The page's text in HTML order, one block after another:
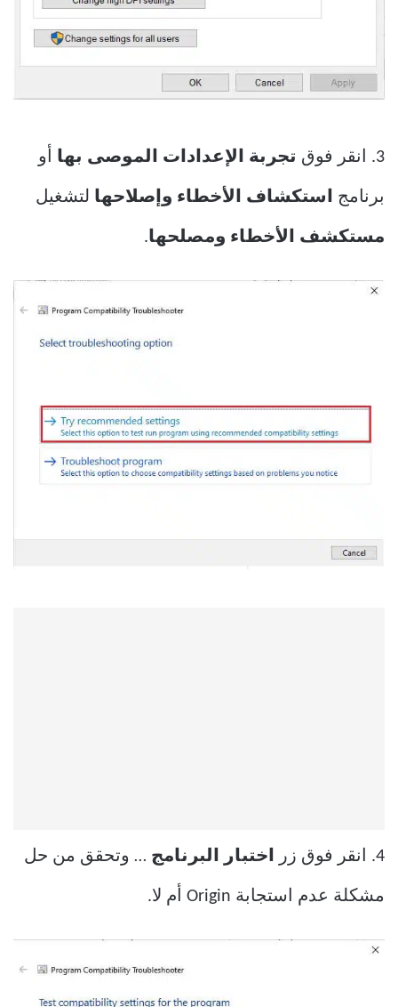
3. انقر فوق تجربة الإعدادات الموصى بها أو
برنامج استكشاف الأخطاء وإصلاحها لتشغيل
مستكشف الأخطاء ومصلحها.
4. انقر فوق زر اختبار البرنامج … وتحقق من حل
مشكلة عدم استجابة Origin أم لا.